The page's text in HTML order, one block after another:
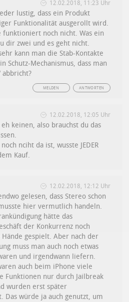
12.02.2018, 11:23 Uhr
lustig, dass ein Produkt
Funktionalität ausgerollt wird.
funktioniert noch nicht. Was ein
dir zwei und es geht nicht.
kann man die Stab-Kontakte
Schutz-Mechanismus, dass man
abbricht?
ANTWORTEN
MELDEN
12.02.2018, 12:05 Uhr
keinen, also brauchst du das
nciht da ist, wusste JEDER
Kauf.
12.02.2018, 12:12 Uhr
gelesen, dass Stereo schon
hier vermutlich handeln.
hätte das
der Konkurrenz noch
gespielt. Aber nach der
muss man auch noch etwas
und irgendwann liefern.
auch beim iPhone viele
Funktionen nur durch Jailbreak
wurden erst später
Das würde ja auch genutzt, um